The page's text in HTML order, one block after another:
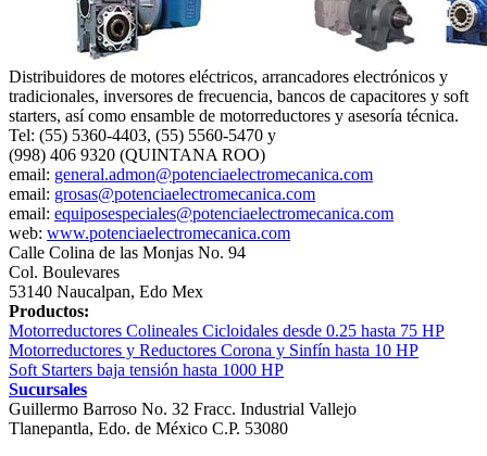
Distribuidores de motores eléctricos, arrancadores electrónicos y
tradicionales, inversores de frecuencia, bancos de capacitores y soft
starters, así como ensamble de motorreductores y asesoría técnica.
Tel: (55) 5360-4403, (55) 5560-5470 y
(998) 406 9320 (QUINTANA ROO)
email: general.admon@potenciaelectromecanica.com
email: grosas@potenciaelectromecanica.com
email: equiposespeciales@potenciaelectromecanica.com
web: www.potenciaelectromecanica.com
Calle Colina de las Monjas No. 94
Col. Boulevares
53140 Naucalpan, Edo Mex
Productos:
Motorreductores Colineales Cicloidales desde 0.25 hasta 75 HP
Motorreductores y Reductores Corona y Sinfín hasta 10 HP
Soft Starters baja tensión hasta 1000 HP
Sucursales
Guillermo Barroso No. 32 Fracc. Industrial Vallejo
Tlanepantla, Edo. de México C.P. 53080